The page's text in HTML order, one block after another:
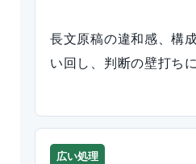
長文原稿の違和感、構
い回し、判断の壁打ちに
広い処理